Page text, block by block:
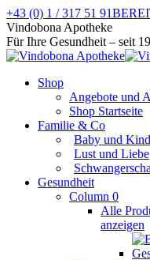
Zum
Inhalt
springen
+43 (0) 1 / 317 51 91
Facebook
page
opens
new
Instagram
page
opens
new
Vindobona Apotheke
Für Ihre Gesundheit – seit
Shop
Angebote und
Shop Startseite
Familie & Co
Baby und Kind
Lust und Liebe
Gesundheit
Column 0
Alle
anzeigen